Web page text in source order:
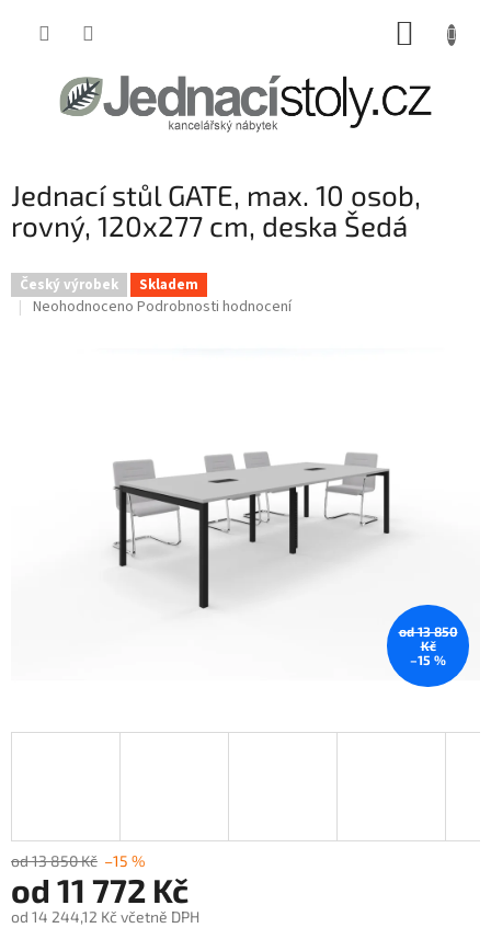
Jednací stůl GATE, max. 10 osob,
rovný, 120x277 cm, deska Šedá
Český výrobek Skladem
Průměrné
Neohodnoceno Podrobnosti hodnocení
od 13 850
Kč
–15 %
od 13 850 Kč –15 %
od 11 772 Kč
od 14 244,12 Kč včetně DPH